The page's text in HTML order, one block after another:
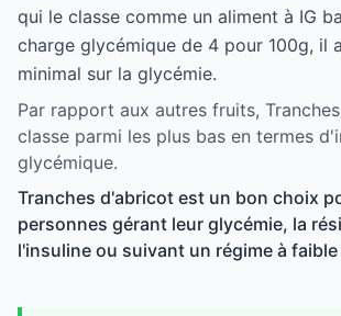
qui le classe comme un aliment à IG
charge glycémique de 4 pour 100g, il
minimal sur la glycémie.
Par rapport aux autres fruits,
classe parmi les plus bas en termes
glycémique.
Tranches d'abricot est un bon choix
personnes gérant leur glycémie, la
l'insuline ou suivant un régime à faible